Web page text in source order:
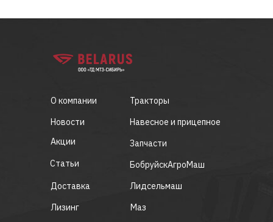
Акции
Статьи
Новости
Лизинг
Доставка
Маз
Лидсельмаш
БобруйскАгроМаш
Запчасти
Навесное и прицепное
Тракторы
О компании